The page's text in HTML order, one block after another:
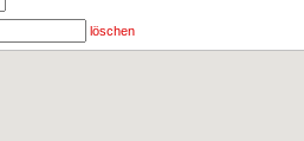
löschen